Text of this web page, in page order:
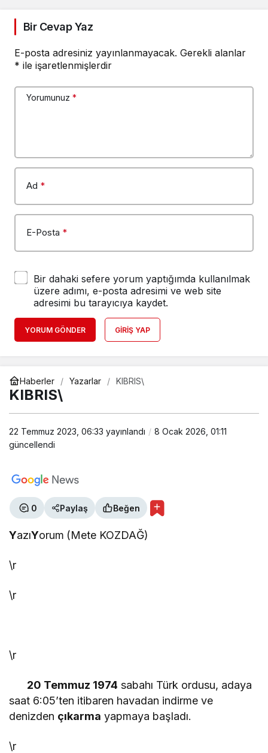
Bir Cevap Yaz
E-posta adresiniz yayınlanmayacak. Gerekli alanlar
* ile işaretlenmişlerdir
Yorumunuz *
Ad *
E-Posta *
Bir dahaki sefere yorum yaptığımda kullanılmak
üzere adımı, e-posta adresimi ve web site
adresimi bu tarayıcıya kaydet.
YORUM GÖNDER GIRIŞ YAP
Haberler Yazarlar KIBRIS\
KIBRIS\
22 Temmuz 2023, 06:33 yayınlandı
8 Ocak 2026, 01:11
güncellendi
0 Paylaş Beğen
YazıYorum (Mete KOZDAĞ)
\r
\r
\r
20 Temmuz 1974 sabahı Türk ordusu, adaya
saat 6:05’ten itibaren havadan indirme ve
denizden çıkarma yapmaya başladı.
\r